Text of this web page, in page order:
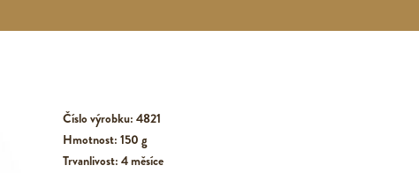
Číslo výrobku: 4821
Hmotnost: 150 g
Trvanlivost: 4 měsíce